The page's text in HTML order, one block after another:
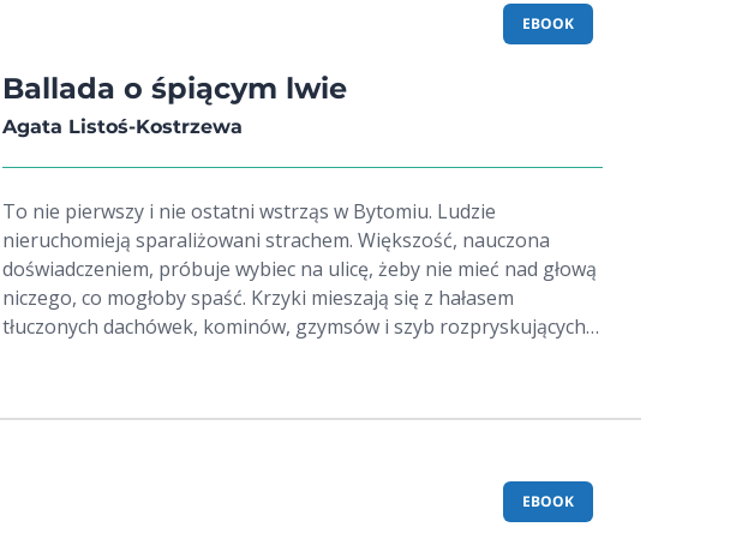
sources which allows for better understanding the live of medieval
EBOOK
Ballada o śpiącym lwie
Agata Listoś-Kostrzewa
To nie pierwszy i nie ostatni wstrząs w Bytomiu. Ludzie
nieruchomieją sparaliżowani strachem. Większość, nauczona
doświadczeniem, próbuje wybiec na ulicę, żeby nie mieć nad głową
niczego, co mogłoby spaść. Krzyki mieszają się z hałasem
tłuczonych dachówek, kominów, gzymsów i szyb rozpryskujących
deszczem secesyjnych odłamków. Lecą w dół wieżyczki, attyki,
wmontowana na metalowych kotwach we wnękę kamienicy i spada
na mężczyznę stojącego w kolejce do saturatora. Ludzie tłoczą się
EBOOK